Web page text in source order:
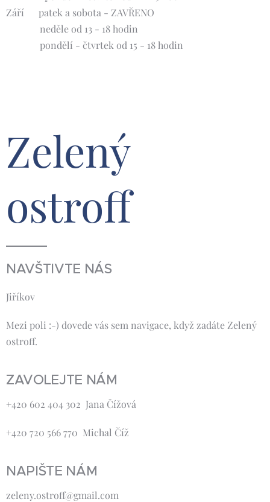
Září 🍀patek a sobota - ZAVŘENO
neděle od 13 - 18 hodin
pondělí - čtvrtek od 15 - 18 hodin
Zelený
ostroff
NAVŠTIVTE NÁS
Jiříkov
Mezi poli :-) dovede vás sem navigace, když zadáte Zelený
ostroff.
ZAVOLEJTE NÁM
+420 602 404 302 Jana Čížová
+420 720 566 770 Michal Číž
NAPIŠTE NÁM
zeleny.ostroff@gmail.com